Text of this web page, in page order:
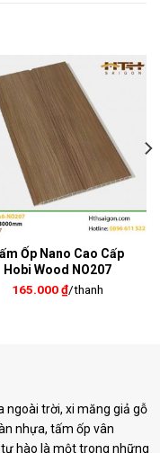
Ốp Nano Cao Cấp
Hobi Wood NO207
165.000₫/thanh
ngoài trời, xi măng giả gỗ
nhựa, tấm ốp vân
hào là một trong những